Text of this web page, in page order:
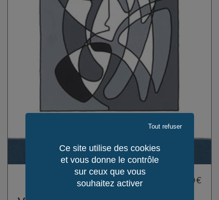
465,00 €
Ce site utilise des cookies
et vous donne le contrôle
sur ceux que vous
souhaitez activer
Tout refuser